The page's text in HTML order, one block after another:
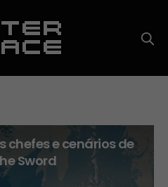
chefes e cenários de
Sword